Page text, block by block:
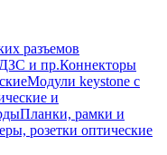
разъемов
и пр.Коннекторы
Модули keystone с
и
Планки, рамки и
розетки оптические